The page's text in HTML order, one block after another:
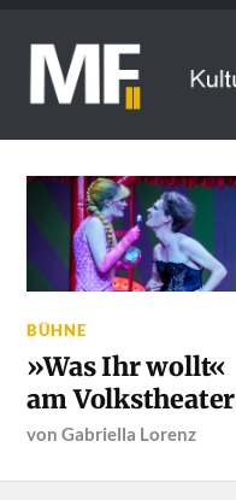
BÜHNE
»Was Ihr wollt«
am Volkstheater
vonGabriella Lorenz